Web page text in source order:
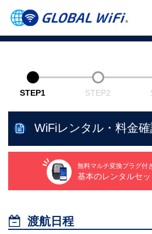
STEP1 STEP2
WiFiレンタル・料金
無料マルチ変換プラグ付
基本のレンタルセ
 渡航日程